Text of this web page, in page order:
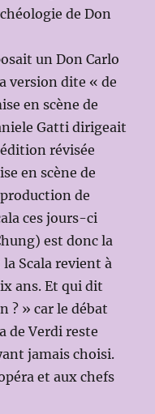
de Don
un Don Carlo
version dite « de
en scène de
Gatti dirigeait
révisée
en scène de
de
ces jours-ci
est donc la
Scala revient à
ans. Et qui dit
? » car le débat
de Verdi reste
jamais choisi.
et aux chefs